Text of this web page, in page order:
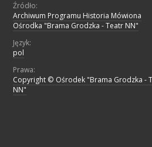
Źródło:
Archiwum Programu Historia Mówiona
Ośrodka "Brama Grodzka - Teatr NN"
Język:
pol
Prawa:
Copyright © Ośrodek "Brama Grodzka -
NN"